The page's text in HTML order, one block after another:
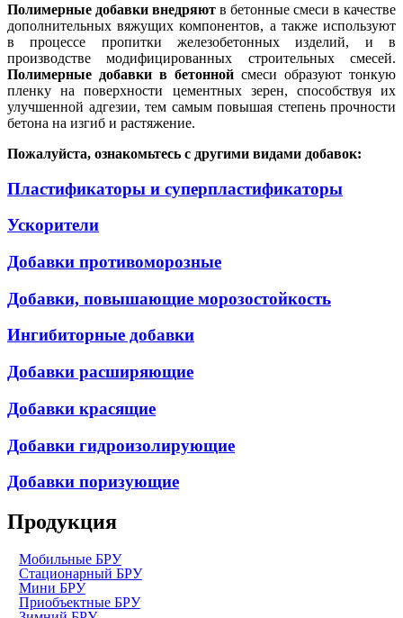
Полимерные добавки внедряют в бетонные смеси в качестве
дополнительных вяжущих компонентов, а также используют
в процессе пропитки железобетонных изделий, и в
производстве модифицированных строительных смесей.
Полимерные добавки в бетонной смеси образуют тонкую
пленку на поверхности цементных зерен, способствуя их
улучшенной адгезии, тем самым повышая степень прочности
бетона на изгиб и растяжение.
Пожалуйста, ознакомьтесь с другими видами добавок:
Пластификаторы и суперпластификаторы
Ускорители
Добавки противоморозные
Добавки, повышающие морозостойкость
Ингибиторные добавки
Добавки расширяющие
Добавки красящие
Добавки гидроизолирующие
Добавки поризующие
Продукция
Мобильные БРУ
Стационарный БРУ
Мини БРУ
Приобъектные БРУ